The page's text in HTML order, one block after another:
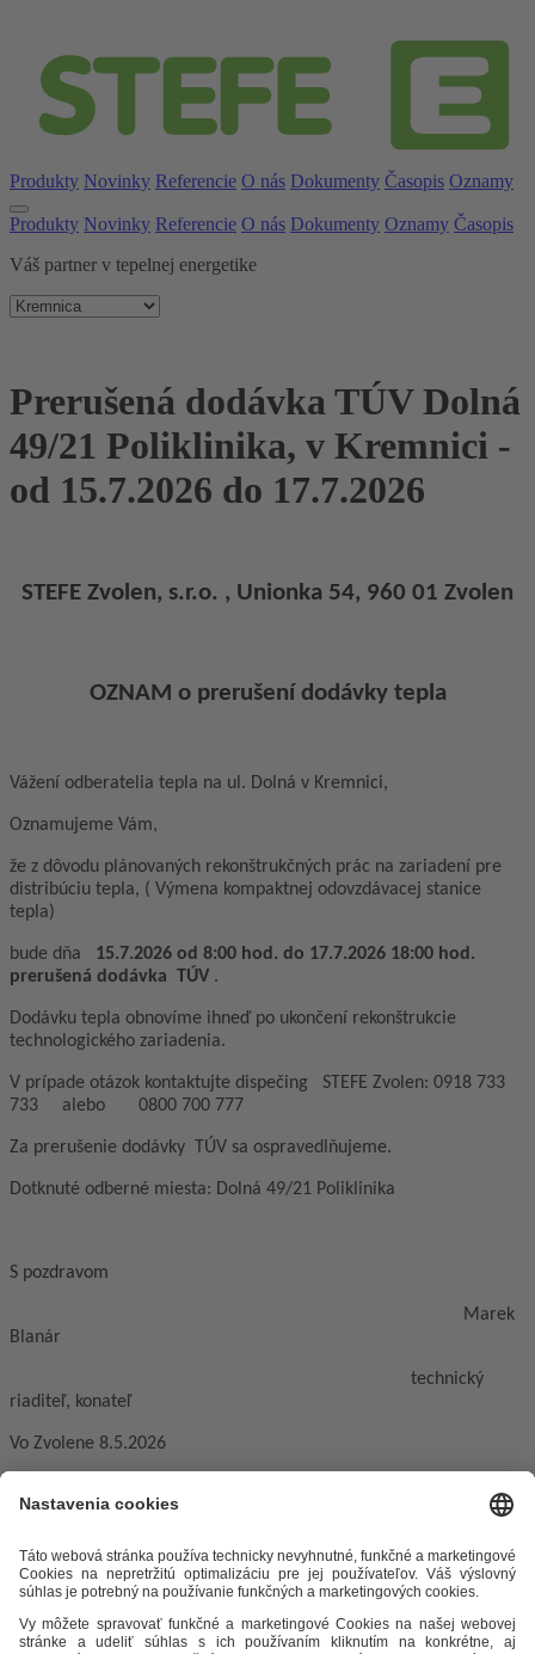
Produkty Novinky Referencie O nás Dokumenty Časopis Oznamy
Produkty Novinky Referencie O nás Dokumenty Oznamy Časopis
Váš partner v tepelnej energetike
Prerušená dodávka TÚV Dolná
49/21 Poliklinika, v Kremnici -
od 15.7.2026 do 17.7.2026
STEFE Zvolen, s.r.o. , Unionka 54, 960 01 Zvolen
OZNAM o prerušení dodávky tepla
Vážení odberatelia tepla na ul. Dolná v Kremnici,
Oznamujeme Vám,
že z dôvodu plánovaných rekonštrukčných prác na zariadení pre
distribúciu tepla, ( Výmena kompaktnej odovzdávacej stanice
tepla)
bude dňa 15.7.2026 od 8:00 hod. do 17.7.2026 18:00 hod.
prerušená dodávka TÚV .
Dodávku tepla obnovíme ihneď po ukončení rekonštrukcie
technologického zariadenia.
V prípade otázok kontaktujte dispečing STEFE Zvolen: 0918 733
733 alebo 0800 700 777
Za prerušenie dodávky TÚV sa ospravedlňujeme.
Dotknuté odberné miesta: Dolná 49/21 Poliklinika
S pozdravom
Marek
Blanár
technický
riaditeľ, konateľ
Vo Zvolene 8.5.2026
Odkazy
Alternatívne riešenie sporov
Práva a povinnosti odberateľov
Ochrana osobných údajov Cenník zemný plyn Časopis Teplo v
meste Impresum Etický kódex Podmienky a ustanovenia Mapa